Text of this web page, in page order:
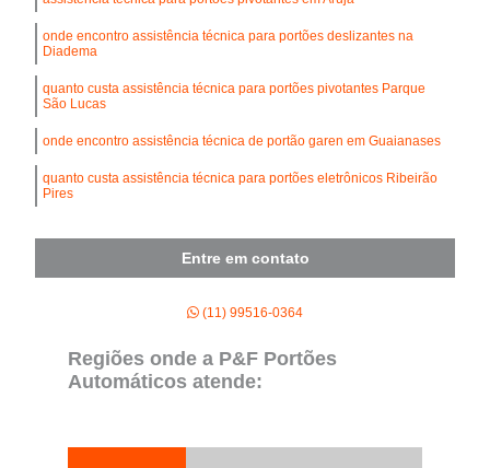
onde encontro assistência técnica para portões deslizantes na
Diadema
quanto custa assistência técnica para portões pivotantes Parque
São Lucas
onde encontro assistência técnica de portão garen em Guaianases
quanto custa assistência técnica para portões eletrônicos Ribeirão
Pires
Entre em contato
(11) 99516-0364
Regiões onde a P&F Portões
Automáticos atende: